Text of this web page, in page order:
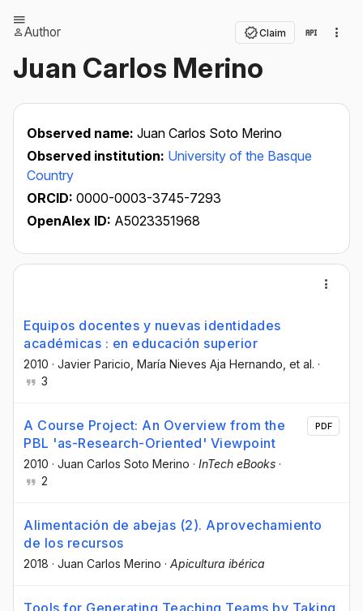
Author Claim
Juan Carlos Merino
Observed name: Juan Carlos Soto Merino
Observed institution: University of the Basque
Country
ORCID: 0000-0003-3745-7293
OpenAlex ID: A5023351968
Equipos docentes y nuevas identidades
académicas : en educación superior
2010 · Javier Paricio , María Nieves Aja Hernando , et al. ·
3
A Course Project: An Overview from the
PBL 'as-Research-Oriented' Viewpoint
2010 · Juan Carlos Soto Merino · InTech eBooks ·
2
PDF
Alimentación de abejas (2). Aprovechamiento
de los recursos
2018 · Juan Carlos Merino · Apicultura ibérica